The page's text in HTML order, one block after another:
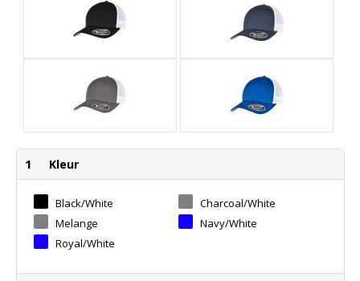
1 Kleur
Black/white
Charcoal/white
Melange
Charcoal/black
Navy/white
Royal/white